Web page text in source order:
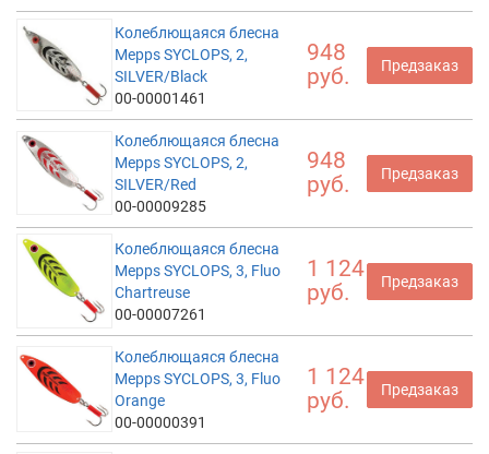
Колеблющаяся блесна
Mepps SYCLOPS, 2,
SILVER/Black
00-00001461
948
руб.
Предзаказ
Колеблющаяся блесна
Mepps SYCLOPS, 2,
SILVER/Red
00-00009285
948
руб.
Предзаказ
Колеблющаяся блесна
Mepps SYCLOPS, 3, Fluo
Chartreuse
00-00007261
1 124
руб.
Предзаказ
Колеблющаяся блесна
Mepps SYCLOPS, 3, Fluo
Orange
00-00000391
1 124
руб.
Предзаказ